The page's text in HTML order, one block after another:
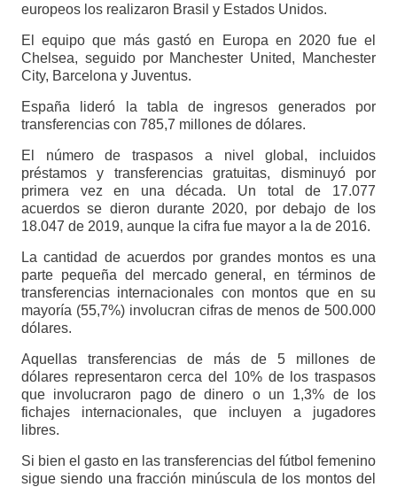
europeos los realizaron Brasil y Estados Unidos.
El equipo que más gastó en Europa en 2020 fue el
Chelsea, seguido por Manchester United, Manchester
City, Barcelona y Juventus.
España lideró la tabla de ingresos generados por
transferencias con 785,7 millones de dólares.
El número de traspasos a nivel global, incluidos
préstamos y transferencias gratuitas, disminuyó por
primera vez en una década. Un total de 17.077
acuerdos se dieron durante 2020, por debajo de los
18.047 de 2019, aunque la cifra fue mayor a la de 2016.
La cantidad de acuerdos por grandes montos es una
parte pequeña del mercado general, en términos de
transferencias internacionales con montos que en su
mayoría (55,7%) involucran cifras de menos de 500.000
dólares.
Aquellas transferencias de más de 5 millones de
dólares representaron cerca del 10% de los traspasos
que involucraron pago de dinero o un 1,3% de los
fichajes internacionales, que incluyen a jugadores
libres.
Si bien el gasto en las transferencias del fútbol femenino
sigue siendo una fracción minúscula de los montos del